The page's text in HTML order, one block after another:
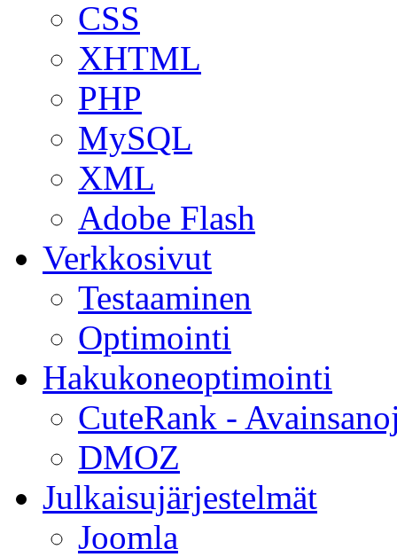
CSS
XHTML
PHP
MySQL
XML
Adobe Flash
Verkkosivut
Testaaminen
Optimointi
Hakukoneoptimointi
CuteRank -
DMOZ
Julkaisujärjestelmät
Joomla